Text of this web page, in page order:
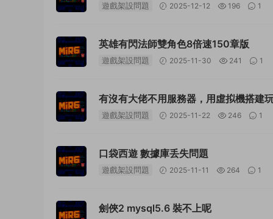
遊戲架設問題 2025-12-12 196 1
英雄有閃法師雙角色8倍速150章版
遊戲架設問題 2025-11-30 241 1
有沒有大佬不用服務器，用虛拟機搭建
遊戲架設問題 2025-11-22 246 1
口袋西遊 數據庫丢失問題
遊戲架設問題 2025-11-11 264 1
劍俠2 mysql5.6 裝不上呢